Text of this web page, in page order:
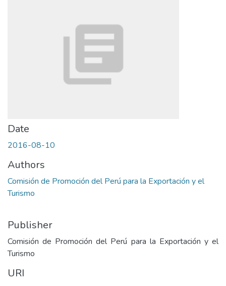
Date
2016-08-10
Authors
Comisión de Promoción del Perú para la Exportación y el
Turismo
Publisher
Comisión de Promoción del Perú para la Exportación y el
Turismo
URI